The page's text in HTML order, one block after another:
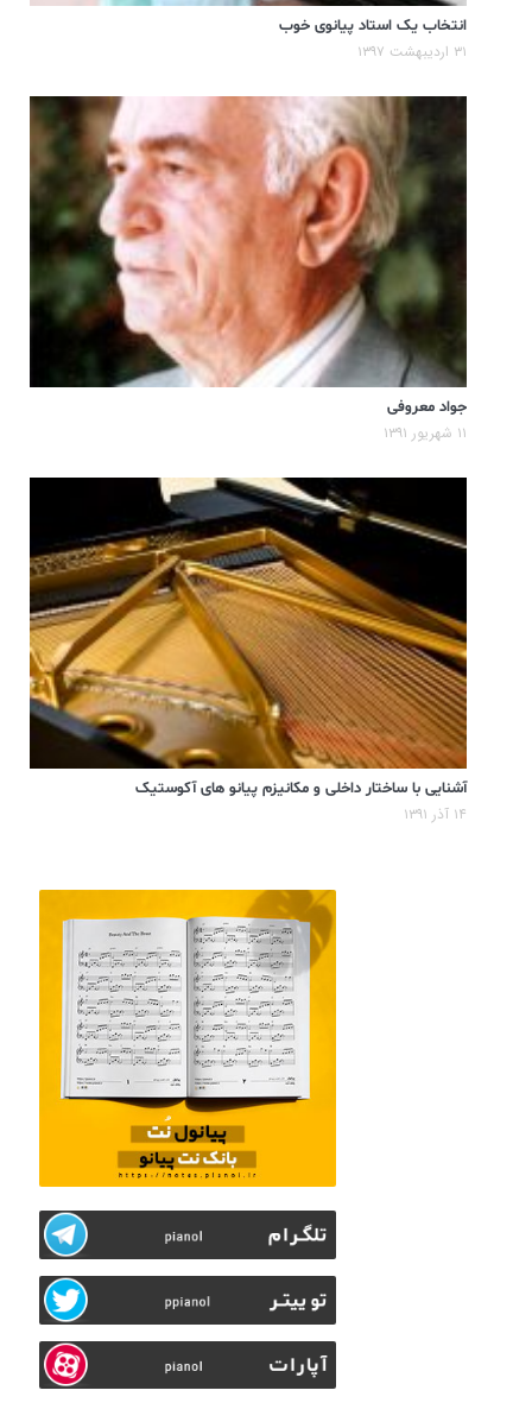
انتخاب یک استاد پیانوی خوب
۳۱ اردیبهشت ۱۳۹۷
جواد معروفی
۱۱ شهریور ۱۳۹۱
آشنایی با ساختار داخلی و مکانیزم پیانو های آکوستیک
۱۴ آذر ۱۳۹۱